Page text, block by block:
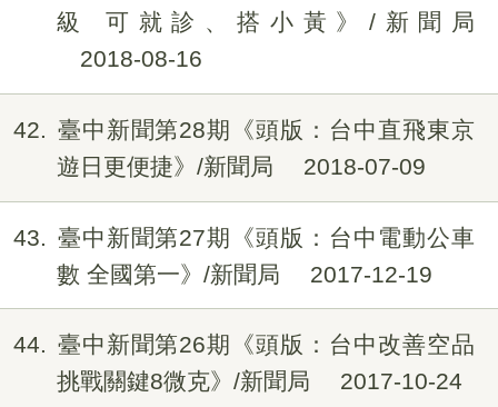
級 可就診、搭小黃》/新聞局
2018-08-16
42
臺中新聞第28期《頭版：台中直飛東京
遊日更便捷》/新聞局
2018-07-09
43
臺中新聞第27期《頭版：台中電動公車
數 全國第一》/新聞局
2017-12-19
44
臺中新聞第26期《頭版：台中改善空品
挑戰關鍵8微克》/新聞局
2017-10-24